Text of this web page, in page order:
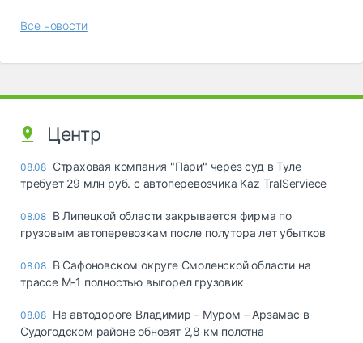
Все новости
Центр
08.08 Страховая компания "Пари" через суд в Туле
требует 29 млн руб. с автоперевозчика Kaz TralServiece
08.08 В Липецкой области закрывается фирма по
грузовым автоперевозкам после полутора лет убытков
08.08 В Сафоновском округе Смоленской области на
трассе М-1 полностью выгорел грузовик
08.08 На автодороге Владимир – Муром – Арзамас в
Судогодском районе обновят 2,8 км полотна